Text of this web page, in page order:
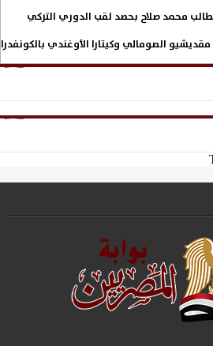
محمد صلاح بحصد لقب الدوري التركي
الصومالي وكيتارا الأوغندي